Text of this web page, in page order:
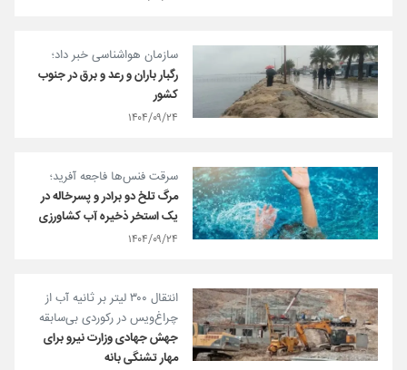
سازمان هواشناسی خبر داد؛
رگبار باران و رعد و برق در جنوب
کشور
۱۴۰۴/۰۹/۲۴
سرقت فنس‌ها فاجعه آفرید؛
مرگ تلخ دو برادر و پسرخاله‌ در
یک استخر ذخیره آب کشاورزی
۱۴۰۴/۰۹/۲۴
انتقال ۳۰۰ لیتر بر ثانیه آب از
چراغ‌ویس در رکوردی بی‌سابقه
جهش جهادی وزارت نیرو برای
مهار تشنگی بانه